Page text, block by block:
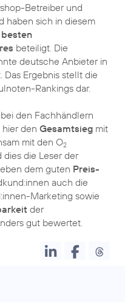
Betreiber und
haben sich in diesem
beteiligt. Die
deutsche Anbieter in
Ergebnis stellt die
Rankings dar.
den Fachhändlern
den Gesamtsieg mit
mit den O2
dies die Leser der
dem guten Preis-
auch die
Marketing sowie
der
gut bewertet.